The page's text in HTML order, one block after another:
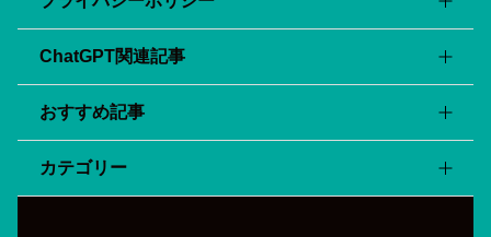
会社・サービス概要
ChatGPT関連記事
ChatGPT APIの料金を全て紹介！GPT3.5とGPT4-
Turbo、最新のGPT-4oについても！
APIを用いてChatGPTをスプレッドシートに組み込む方法
を解説！
おすすめ記事
『tl;dv』の使い方/料金/安全性を詳しく解説！zoom会議
の議事録を自動化！
カテゴリー